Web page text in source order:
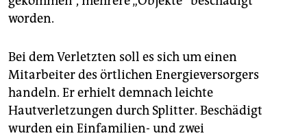
worden.
Bei dem Verletzten soll es sich um einen
Mitarbeiter des örtlichen Energieversorgers
handeln. Er erhielt demnach leichte
Hautverletzungen durch Splitter. Beschädigt
wurden ein Einfamilien- und zwei